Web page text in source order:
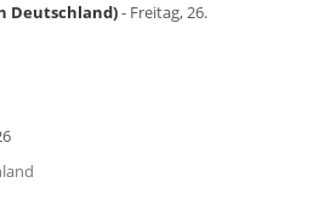
Deutschland)- Freitag, 26.